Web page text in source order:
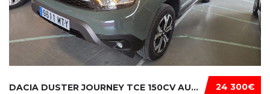
24 300€
DACIA DUSTER JOURNEY TCE 150CV AUTOM EDC...